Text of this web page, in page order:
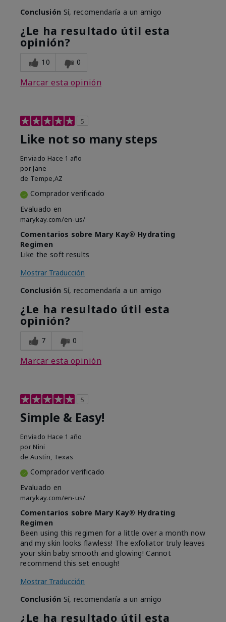
Conclusión Sí, recomendaría a un amigo
¿Le ha resultado útil esta
opinión?
10 0
Marcar esta opinión
5
Like not so many steps
Enviado Hace 1 año
por Jane
de Tempe,AZ
Comprador verificado
Evaluado en
marykay.com/en-us/
Comentarios sobre Mary Kay® Hydrating
Regimen
Like the soft results
Mostrar Traducción
Conclusión Sí, recomendaría a un amigo
¿Le ha resultado útil esta
opinión?
7 0
Marcar esta opinión
5
Simple & Easy!
Enviado Hace 1 año
por Nini
de Austin, Texas
Comprador verificado
Evaluado en
marykay.com/en-us/
Comentarios sobre Mary Kay® Hydrating
Regimen
Been using this regimen for a little over a month now
and my skin looks flawless! The exfoliator truly leaves
your skin baby smooth and glowing! Cannot
recommend this set enough!
Mostrar Traducción
Conclusión Sí, recomendaría a un amigo
¿Le ha resultado útil esta